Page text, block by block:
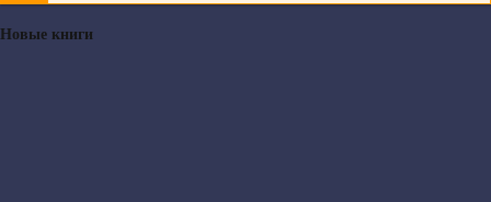
Новые книги